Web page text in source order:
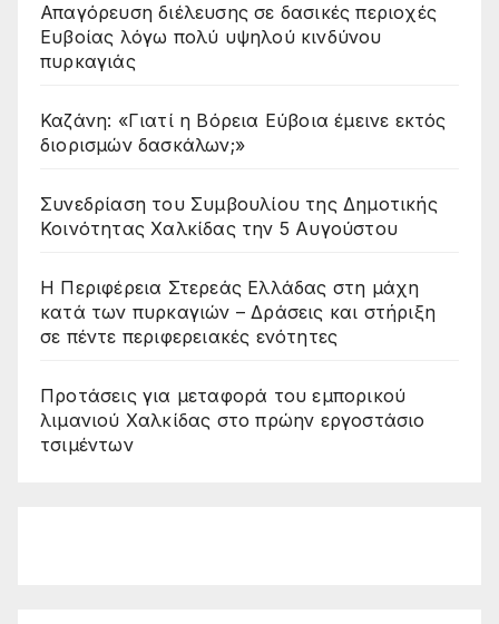
Απαγόρευση διέλευσης σε δασικές περιοχές
Ευβοίας λόγω πολύ υψηλού κινδύνου
πυρκαγιάς
Καζάνη: «Γιατί η Βόρεια Εύβοια έμεινε εκτός
διορισμών δασκάλων;»
Συνεδρίαση του Συμβουλίου της Δημοτικής
Κοινότητας Χαλκίδας την 5 Αυγούστου
Η Περιφέρεια Στερεάς Ελλάδας στη μάχη
κατά των πυρκαγιών – Δράσεις και στήριξη
σε πέντε περιφερειακές ενότητες
Προτάσεις για μεταφορά του εμπορικού
λιμανιού Χαλκίδας στο πρώην εργοστάσιο
τσιμέντων